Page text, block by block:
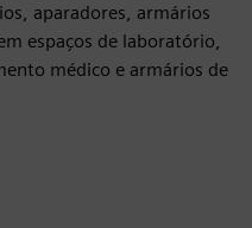
aparadores, armários
espaços de laboratório,
médico e armários de